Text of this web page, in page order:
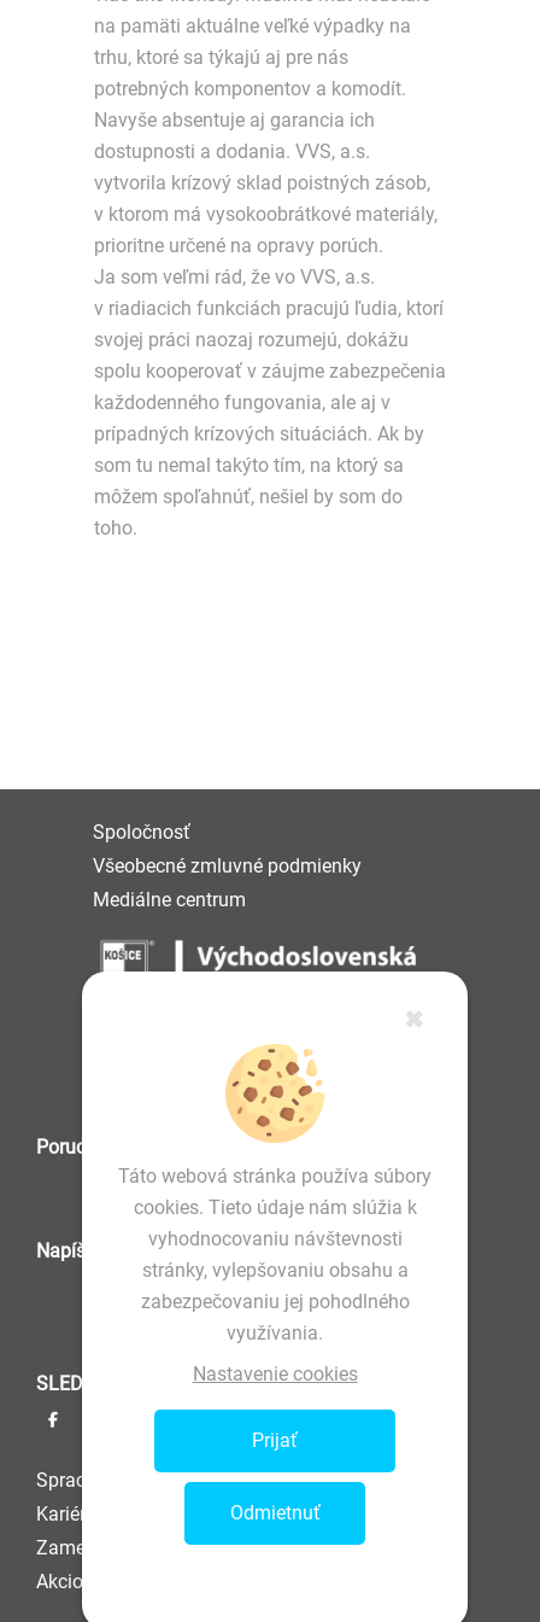
na pamäti aktuálne veľké výpadky na
trhu, ktoré sa týkajú aj pre nás
potrebných komponentov a komodít.
Navyše absentuje aj garancia ich
dostupnosti a dodania. VVS, a.s.
vytvorila krízový sklad poistných zásob,
v ktorom má vysokoobrátkové materiály,
prioritne určené na opravy porúch.
Ja som veľmi rád, že vo VVS, a.s.
v riadiacich funkciách pracujú ľudia, ktorí
svojej práci naozaj rozumejú, dokážu
spolu kooperovať v záujme zabezpečenia
každodenného fungovania, ale aj v
prípadných krízových situáciách. Ak by
som tu nemal takýto tím, na ktorý sa
môžem spoľahnúť, nešiel by som do
toho.
Spoločnosť
Všeobecné zmluvné podmienky
Mediálne centrum
IČO: 36 570 460
Poruchová služba
Napíšte nám
SLEDUJTE NÁS
Spracovanie osobných údajov
Kariéra
Zamestnanec
Akcionár
✖
Táto webová stránka používa súbory
cookies. Tieto údaje nám slúžia k
vyhodnocovaniu návštevnosti
stránky, vylepšovaniu obsahu a
zabezpečovaniu jej pohodlného
využívania.
Nastavenie cookies
Prijať
Odmietnuť